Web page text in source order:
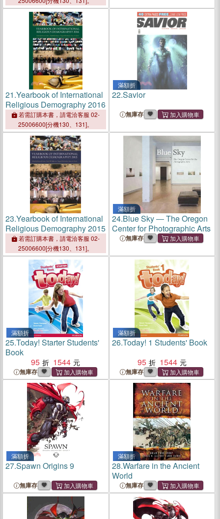
21.Yearbook of International
Religious Demography 2016
若需訂購本書，請電洽客服 02-
25006600[分機130、131]。
滿額折
22.Savior
無庫存
23.Yearbook of International
Religious Demography 2015
若需訂購本書，請電洽客服 02-
25006600[分機130、131]。
滿額折
24.Blue Sky ― The Oregon
Center for Photographic Arts
無庫存
滿額折
25.Today! Starter Students'
Book
95
1544
無庫存
滿額折
26.Today! 1 Students' Book
95
1544
無庫存
滿額折
27.Spawn Origins 9
無庫存
滿額折
28.Warfare in the Ancient
World
無庫存